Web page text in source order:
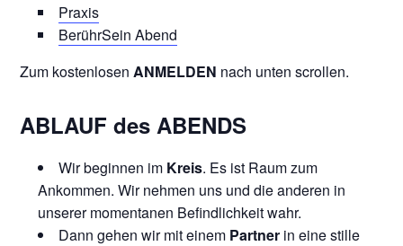
Praxis
BerührSein Abend
Zum kostenlosenANMELDEN nach unten scrollen.
ABLAUF des ABENDS
Wir beginnen im Kreis. Es ist Raum zum
Ankommen. Wir nehmen uns und die anderen in
unserer momentanen Befindlichkeit wahr.
Dann gehen wir mit einem Partner in eine stille